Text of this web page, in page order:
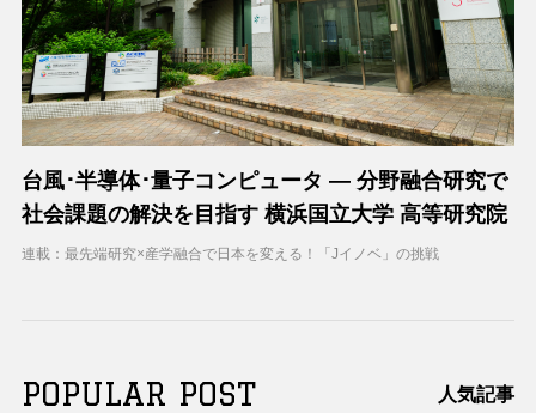
台風･半導体･量子コンピュータ ― 分野融合研究で
社会課題の解決を目指す 横浜国立大学 高等研究院
連載：最先端研究×産学融合で日本を変える！「Jイノベ」の挑戦
POPULAR POST 人気記事